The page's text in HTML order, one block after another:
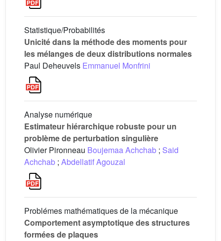
Statistique/Probabilités
Unicité dans la méthode des moments pour
les mélanges de deux distributions normales
Paul Deheuvels Emmanuel Monfrini
Analyse numérique
Estimateur hiérarchique robuste pour un
problème de perturbation singulière
Olivier Pironneau Boujemaa Achchab ; Said
Achchab ; Abdellatif Agouzal
Problémes mathématiques de la mécanique
Comportement asymptotique des structures
formées de plaques